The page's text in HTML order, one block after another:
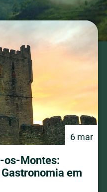
6 mar
os-Montes:
em